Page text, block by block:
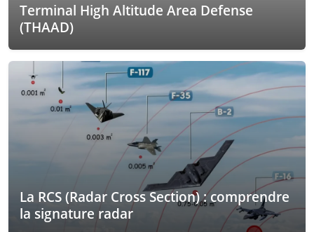
Terminal High Altitude Area Defense
(THAAD)
La RCS (Radar Cross Section) : comprendre
la signature radar